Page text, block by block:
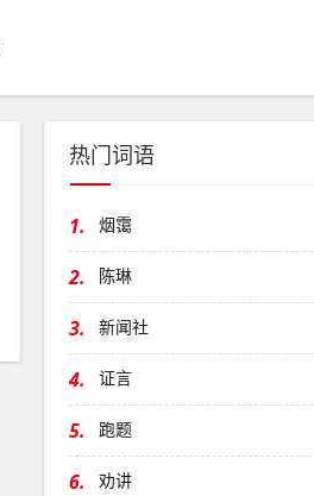
热门词语
1. 烟霭
2. 陈琳
3. 新闻社
4. 证言
5. 跑题
6. 劝讲